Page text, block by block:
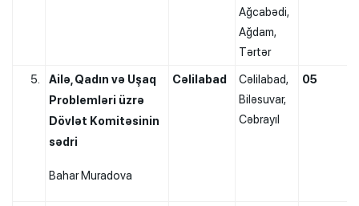
Ağcabədi,
Ağdam,
Tərtər
Ailə, Qadın və Uşaq
Problemləri üzrə
Dövlət Komitəsinin
sədri
Bahar Muradova
Cəlilabad
Cəlilabad,
Biləsuvar,
Cəbrayıl
05